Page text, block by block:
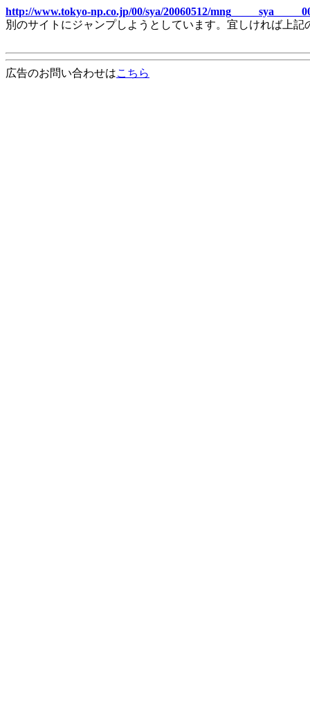
http://www.tokyo-np.co.jp/00/sya/20060512/
別のサイトにジャンプしようとしています。宜しければ上
広告のお問い合わせはこちら